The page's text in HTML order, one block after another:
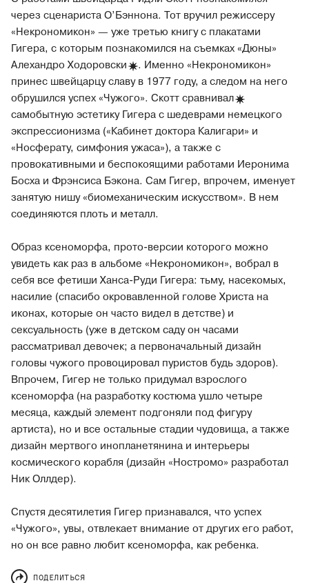
через сценариста О’Бэннона. Тот вручил режиссеру
«Некрономикон» — уже третью книгу с плакатами
Гигера, с которым познакомился на съемках «Дюны»
Алехандро Ходоровски
. Именно «Некрономикон»
принес швейцарцу славу в 1977 году, а следом на него
обрушился успех «Чужого». Скоттсравнивал
самобытную эстетику Гигера с шедеврами немецкого
экспрессионизма («Кабинет доктора Калигари» и
«Носферату, симфония ужаса»), а также с
провокативными и беспокоящими работами Иеронима
Босха и Фрэнсиса Бэкона. Сам Гигер, впрочем, именует
занятую нишу «биомеханическим искусством». В нем
соединяются плоть и металл.
Образ ксеноморфа, прото-версии которого можно
увидеть как раз в альбоме «Некрономикон», вобрал в
себя все фетиши Ханса-Руди Гигера: тьму, насекомых,
насилие (спасибо окровавленной голове Христа на
иконах, которые он часто видел в детстве) и
сексуальность (уже в детском саду он часами
рассматривал девочек; а первоначальный дизайн
головы чужого провоцировал пуристов будь здоров).
Впрочем, Гигер не только придумал взрослого
ксеноморфа (на разработку костюма ушло четыре
месяца, каждый элемент подгоняли под фигуру
артиста), но и все остальные стадии чудовища, а также
дизайн мертвого инопланетянина и интерьеры
космического корабля (дизайн «Ностромо» разработал
Ник Оллдер).
Спустя десятилетия Гигер признавался, что успех
«Чужого», увы, отвлекает внимание от других его работ,
но он все равно любит ксеноморфа, как ребенка.
ПОДЕЛИТЬСЯ